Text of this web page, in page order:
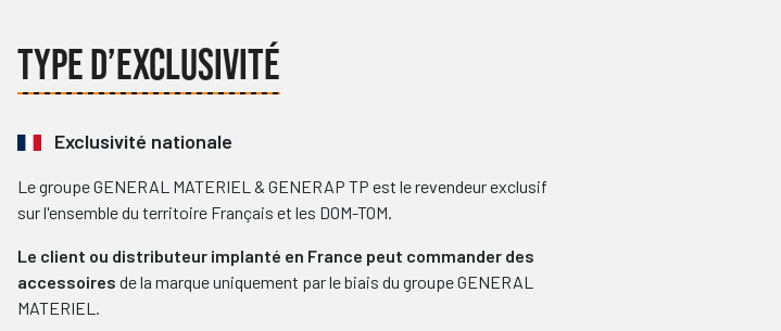
TYPE D’EXCLUSIVITÉ
Exclusivité nationale
Le groupe GENERAL MATERIEL & GENERAP TP est le revendeur exclusif
sur l'ensemble du territoire Français et les DOM-TOM.
Le client ou distributeur implanté en France peut commander des
accessoires de la marque uniquement par le biais du groupe GENERAL
MATERIEL.